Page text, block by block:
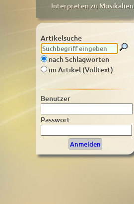
Interpreten zu Musikalien
Artikelsuche
nach Schlagworten
im Artikel (Volltext)
Benutzer
Passwort